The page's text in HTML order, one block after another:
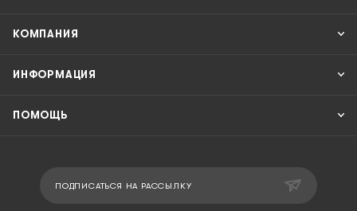
КОМПАНИЯ
ИНФОРМАЦИЯ
ПОМОЩЬ
ПОДПИСАТЬСЯ НА РАССЫЛКУ